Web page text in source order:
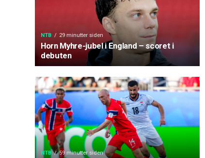
NTB 29 minutter siden
Horn Myhre-jubel i England – scoret i
debuten
NTB 59 minutter siden